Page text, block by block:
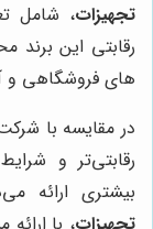
تجهیزات، شامل
رقابتی این
های فروشگاهی و
در مقایسه با
رقابتی‌تر و
بیشتری ارائه